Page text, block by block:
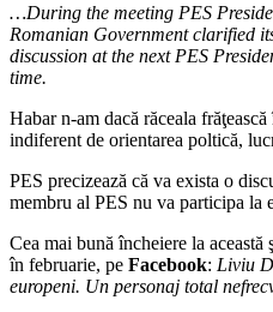
…During the meeting PES
Romanian Government clarified
discussion at the next PES
time.
Habar n-am dacă răceala
indiferent de orientarea poltică,
PES precizează că va exista o
membru al PES nu va participa la
Cea mai bună încheiere la
în februarie, pe Facebook: Liviu
europeni. Un personaj total